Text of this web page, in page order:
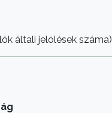
általi jelölések száma)